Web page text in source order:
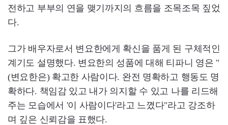
전하고 부부의 연을 맺기까지의 흐름을 조목조목 짚었
다.
그가 배우자로서 변요한에게 확신을 품게 된 구체적인
계기도 설명했다. 변요한의 성품에 대해 티파니 영은 "
(변요한은) 확고한 사람이다. 완전 명확하고 행동도 명
확하다. 책임감 있고 내가 의지할 수 있고 나를 리드해
주는 모습에서 '이 사람이다'라고 느꼈다"라고 강조하
며 깊은 신뢰감을 표했다.